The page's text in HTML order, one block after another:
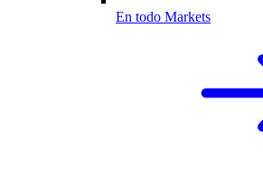
En todo Markets